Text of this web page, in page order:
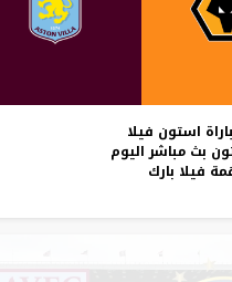
استون فيلا
بث مباشر اليوم
فيلا بارك